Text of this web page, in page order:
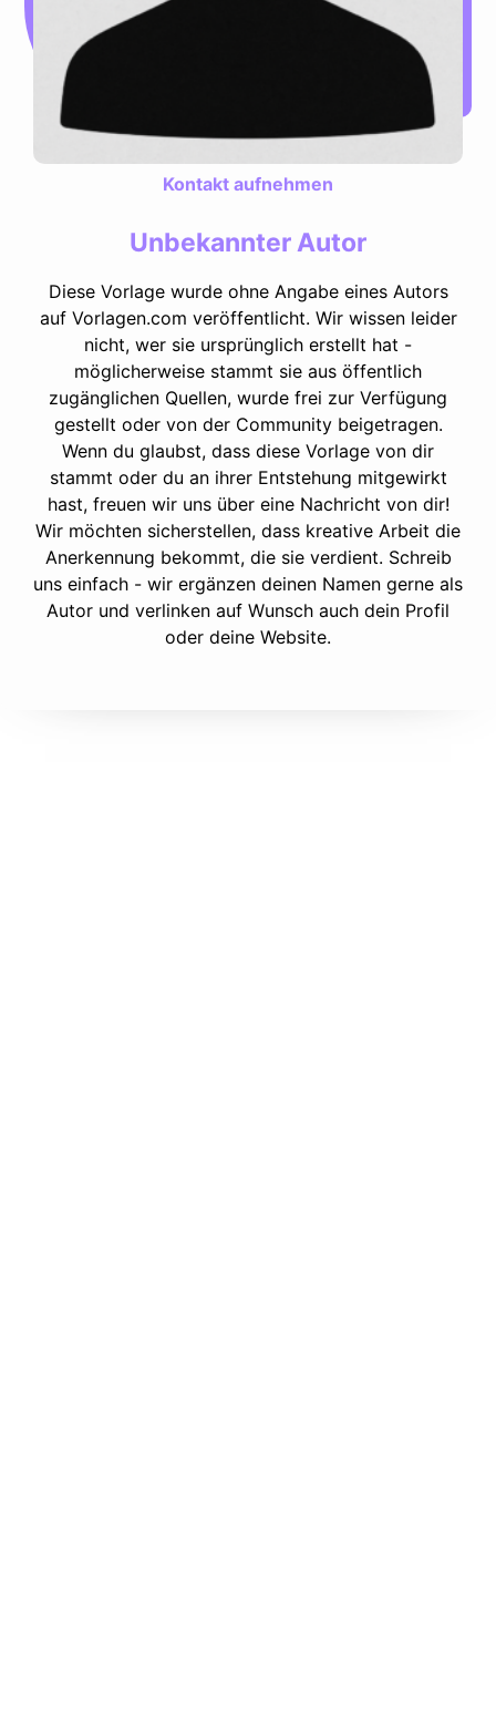
Kontakt aufnehmen
Unbekannter Autor
Diese Vorlage wurde ohne Angabe eines Autors
auf Vorlagen.com veröffentlicht. Wir wissen leider
nicht, wer sie ursprünglich erstellt hat -
möglicherweise stammt sie aus öffentlich
zugänglichen Quellen, wurde frei zur Verfügung
gestellt oder von der Community beigetragen.
Wenn du glaubst, dass diese Vorlage von dir
stammt oder du an ihrer Entstehung mitgewirkt
hast, freuen wir uns über eine Nachricht von dir!
Wir möchten sicherstellen, dass kreative Arbeit die
Anerkennung bekommt, die sie verdient. Schreib
uns einfach - wir ergänzen deinen Namen gerne als
Autor und verlinken auf Wunsch auch dein Profil
oder deine Website.